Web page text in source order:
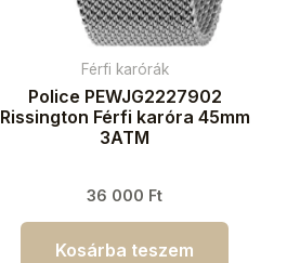
Férfi karórák
Police PEWJG2227902
Rissington Férfi karóra 45mm
3ATM
36 000 Ft
Kosárba teszem